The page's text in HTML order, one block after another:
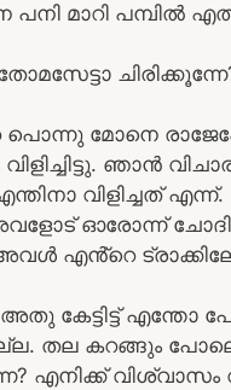
മാറി പമ്പിൽ
പൊന്നു മോനെ
വിളിച്ചിട്ടു. ഞാൻ
വിളിച്ചത്
ഓരോന്ന്
എൻ്റെ
അതു കേട്ടിട്ട്
തല കറങ്ങും
എനിക്ക് വിശ്വാസം